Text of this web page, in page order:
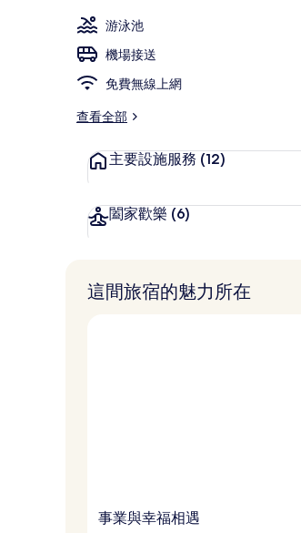
游泳池
機場接送
免費無線上網
查看全部
主要設施服務 (12)
闔家歡樂 (6)
這間旅宿的魅力所在
事業與幸福相遇